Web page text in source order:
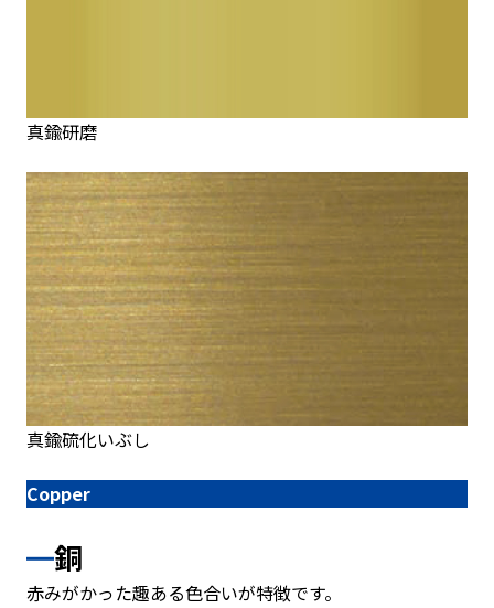
真鍮研磨
真鍮硫化いぶし
Copper
銅
赤みがかった趣ある色合いが特徴です。